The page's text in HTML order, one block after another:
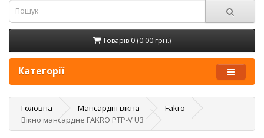
Товарів 0 (0.00 грн.)
Категорії
Головна Мансардні вікна
Fakro
Вікно мансардне FAKRO PTP-V U3